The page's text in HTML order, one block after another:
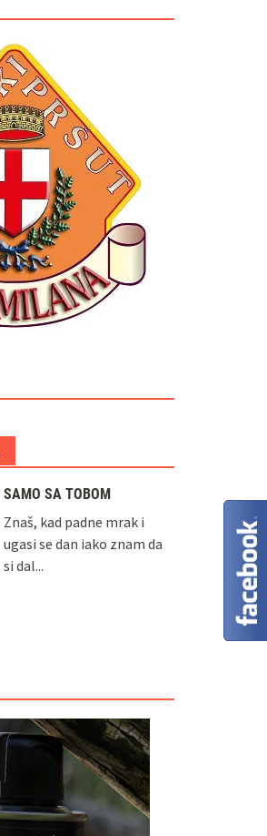
SAMO SA TOBOM
Znaš, kad padne mrak i
ugasi se dan iako znam da
si dal...